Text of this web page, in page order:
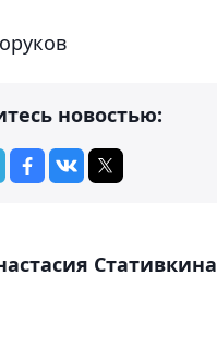
новостью:
Стативкина